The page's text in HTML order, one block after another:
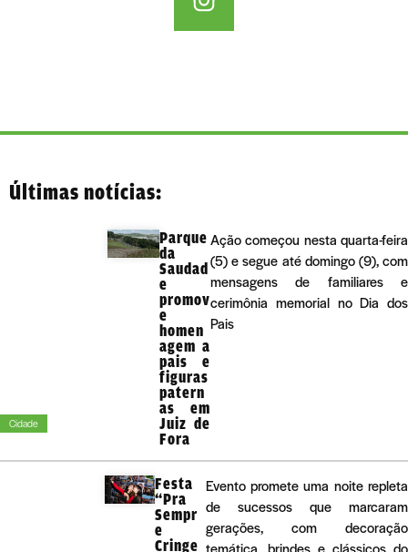
Últimas notícias:
Cidade
Parque
da
Saudad
e
promov
e
homen
agem a
pais e
figuras
patern
as em
Juiz de
Fora
Ação começou nesta quarta-feira
(5) e segue até domingo (9), com
mensagens de familiares e
cerimônia memorial no Dia dos
Pais
Festa
“Pra
Sempr
e
Cringe
Evento promete uma noite repleta
de sucessos que marcaram
gerações, com decoração